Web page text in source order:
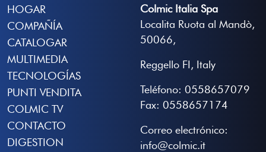
HOGAR
COMPAÑÍA
CATALOGAR
MULTIMEDIA
TECNOLOGÍAS
PUNTI VENDITA
COLMIC TV
CONTACTO
DIGESTION
Colmic Italia Spa
Localita Ruota al Mandò,
50066,
Reggello FI, Italy
Teléfono: 0558657079
Fax: 0558657174
Correo electrónico:
info@colmic.it